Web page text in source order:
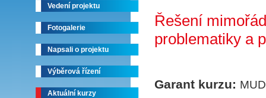
Vedení projektu
Fotogalerie
Napsali o projektu
Výběrová řízení
Aktuální kurzy
Řešení
problematiky a
Garant kurzu: